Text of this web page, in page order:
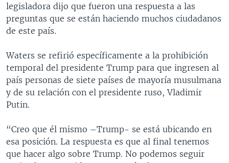
legisladora dijo que fueron una respuesta a las
preguntas que se están haciendo muchos ciudadanos
de este país.
Waters se refirió específicamente a la prohibición
temporal del presidente Trump para que ingresen al
país personas de siete países de mayoría musulmana
y de su relación con el presidente ruso, Vladimir
Putin.
“Creo que él mismo –Trump- se está ubicando en
esa posición. La respuesta es que al final tenemos
que hacer algo sobre Trump. No podemos seguir